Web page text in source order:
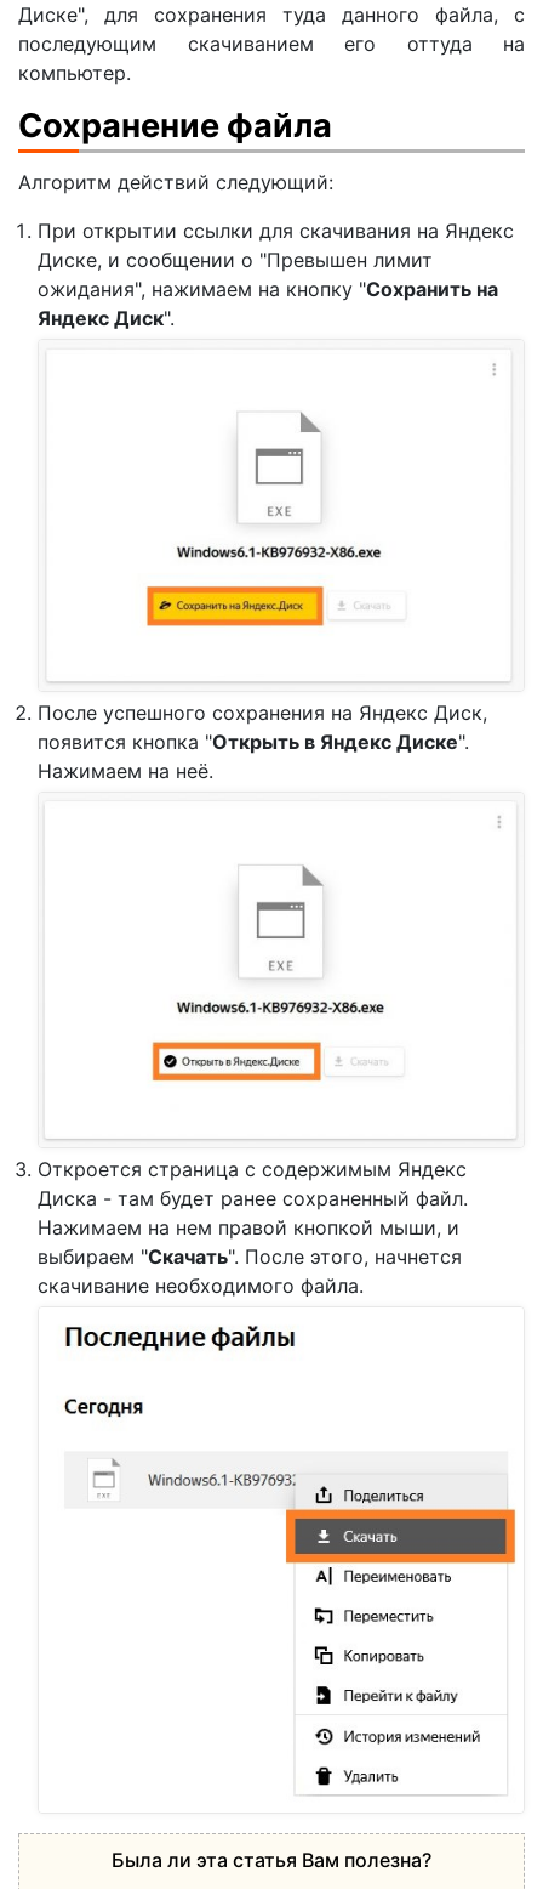
Диске", для сохранения туда данного файла, с
последующим скачиванием его оттуда на
компьютер.
Сохранение файла
Алгоритм действий следующий:
При открытии ссылки для скачивания на Яндекс
Диске, и сообщении о "Превышен лимит
ожидания", нажимаем на кнопку "Сохранить на
Яндекс Диск".
После успешного сохранения на Яндекс Диск,
появится кнопка "Открыть в Яндекс Диске".
Нажимаем на неё.
Откроется страница с содержимым Яндекс
Диска - там будет ранее сохраненный файл.
Нажимаем на нем правой кнопкой мыши, и
выбираем "Скачать". После этого, начнется
скачивание необходимого файла.
Была ли эта статья Вам полезна?